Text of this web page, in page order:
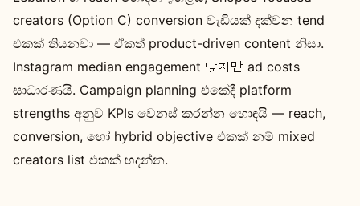
creators (Option C) conversion වැඩියක් දක්වන tend
එකක් තියනවා — ඒකත් product-driven content නිසා.
Instagram median engagement 낮지만 ad costs
සාධාරණයි. Campaign planning එකේදී platform
strengths අනුව KPIs වෙනස් කරන්න හොඳයි — reach,
conversion, හෝ hybrid objective එකක් නම් mixed
creators list එකක් හදන්න.